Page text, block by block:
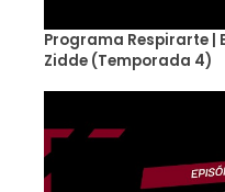
Programa Respirarte |
Zidde (Temporada 4)